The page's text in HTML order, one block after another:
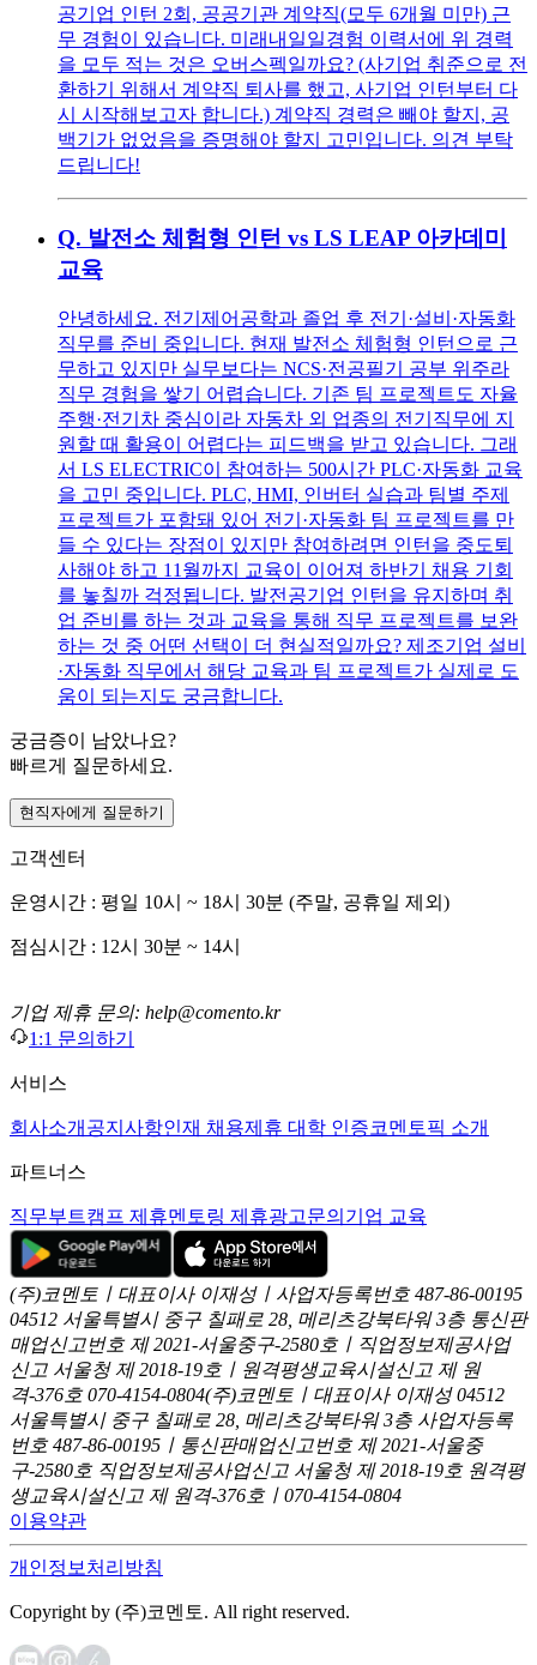
공기업 인턴 2회, 공공기관 계약직(모두 6개월 미만) 근
무 경험이 있습니다. 미래내일일경험 이력서에 위 경력
을 모두 적는 것은 오버스펙일까요? (사기업 취준으로 전
환하기 위해서 계약직 퇴사를 했고, 사기업 인턴부터 다
시 시작해보고자 합니다.) 계약직 경력은 빼야 할지, 공
백기가 없었음을 증명해야 할지 고민입니다. 의견 부탁
드립니다!
Q. 발전소 체험형 인턴 vs LS LEAP 아카데미
교육
안녕하세요. 전기제어공학과 졸업 후 전기·설비·자동화
직무를 준비 중입니다. 현재 발전소 체험형 인턴으로 근
무하고 있지만 실무보다는 NCS·전공필기 공부 위주라
직무 경험을 쌓기 어렵습니다. 기존 팀 프로젝트도 자율
주행·전기차 중심이라 자동차 외 업종의 전기직무에 지
원할 때 활용이 어렵다는 피드백을 받고 있습니다. 그래
서 LS ELECTRIC이 참여하는 500시간 PLC·자동화 교육
을 고민 중입니다. PLC, HMI, 인버터 실습과 팀별 주제
프로젝트가 포함돼 있어 전기·자동화 팀 프로젝트를 만
들 수 있다는 장점이 있지만 참여하려면 인턴을 중도퇴
사해야 하고 11월까지 교육이 이어져 하반기 채용 기회
를 놓칠까 걱정됩니다. 발전공기업 인턴을 유지하며 취
업 준비를 하는 것과 교육을 통해 직무 프로젝트를 보완
하는 것 중 어떤 선택이 더 현실적일까요? 제조기업 설비
·자동화 직무에서 해당 교육과 팀 프로젝트가 실제로 도
움이 되는지도 궁금합니다.
궁금증이 남았나요?
빠르게 질문하세요.
현직자에게 질문하기
고객센터
운영시간 : 평일 10시 ~ 18시 30분 (주말, 공휴일 제외)
점심시간 : 12시 30분 ~ 14시
기업 제휴 문의: help@comento.kr
1:1 문의하기
서비스
회사소개 공지사항인재 채용제휴 대학 인증코멘토픽 소개
파트너스
직무부트캠프 제휴멘토링 제휴광고문의 기업 교육
(주)코멘토ㅣ대표이사 이재성ㅣ사업자등록번호 487-86-00195
04512 서울특별시 중구 칠패로 28, 메리츠강북타워 3층 통신판
매업신고번호 제 2021-서울중구-2580호ㅣ직업정보제공사업
신고 서울청 제 2018-19호ㅣ원격평생교육시설신고 제 원
격-376호 070-4154-0804(주)코멘토ㅣ대표이사 이재성 04512
서울특별시 중구 칠패로 28, 메리츠강북타워 3층 사업자등록
번호 487-86-00195ㅣ통신판매업신고번호 제 2021-서울중
구-2580호 직업정보제공사업신고 서울청 제 2018-19호 원격평
생교육시설신고 제 원격-376호ㅣ070-4154-0804
이용약관
개인정보처리방침
Copyright by (주)코멘토. All right reserved.